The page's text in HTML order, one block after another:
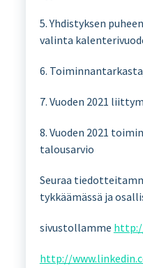
5. Yhdistyksen
valinta
6.
7. Vuoden 2021
8. Vuoden 2021
talousarvio
Seuraa
tykkäämässä ja
sivustollamme
http://